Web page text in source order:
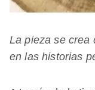
La pieza se crea
en las historias